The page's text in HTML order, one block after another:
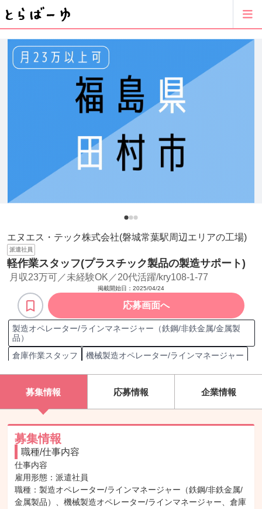
エヌエス・テック株式会社(磐城常葉駅周辺エリアの工場)
派遣社員
軽作業スタッフ(プラスチック製品の製造サポート)
月収23万可／未経験OK／20代活躍/kry108-1-77
掲載開始日： 2025/04/24
応募画面へ
製造オペレーター/ラインマネージャー（鉄鋼/非鉄金属/金属製
品）
倉庫作業スタッフ
機械製造オペレーター/ラインマネージャー
危険物取扱者乙種
普通自動車第一種運転免許（AT限定）
フォークリフト運転技能講習
玉掛け技能講習修了
床上操作式クレーン運転技能講習修了
フォークリフト運転技能講習修了
ガス溶接技能講習修了
第二種電気工事士
所属部門社員数10人～99人
製品検査
昼勤/日勤
日本業務
募集情報 応募情報 企業情報
募集情報
職種/仕事内容
仕事内容
雇用形態：派遣社員
職種：製造オペレーター/ラインマネージャー（鉄鋼/非鉄金属/
金属製品）、機械製造オペレーター/ラインマネージャー、倉庫